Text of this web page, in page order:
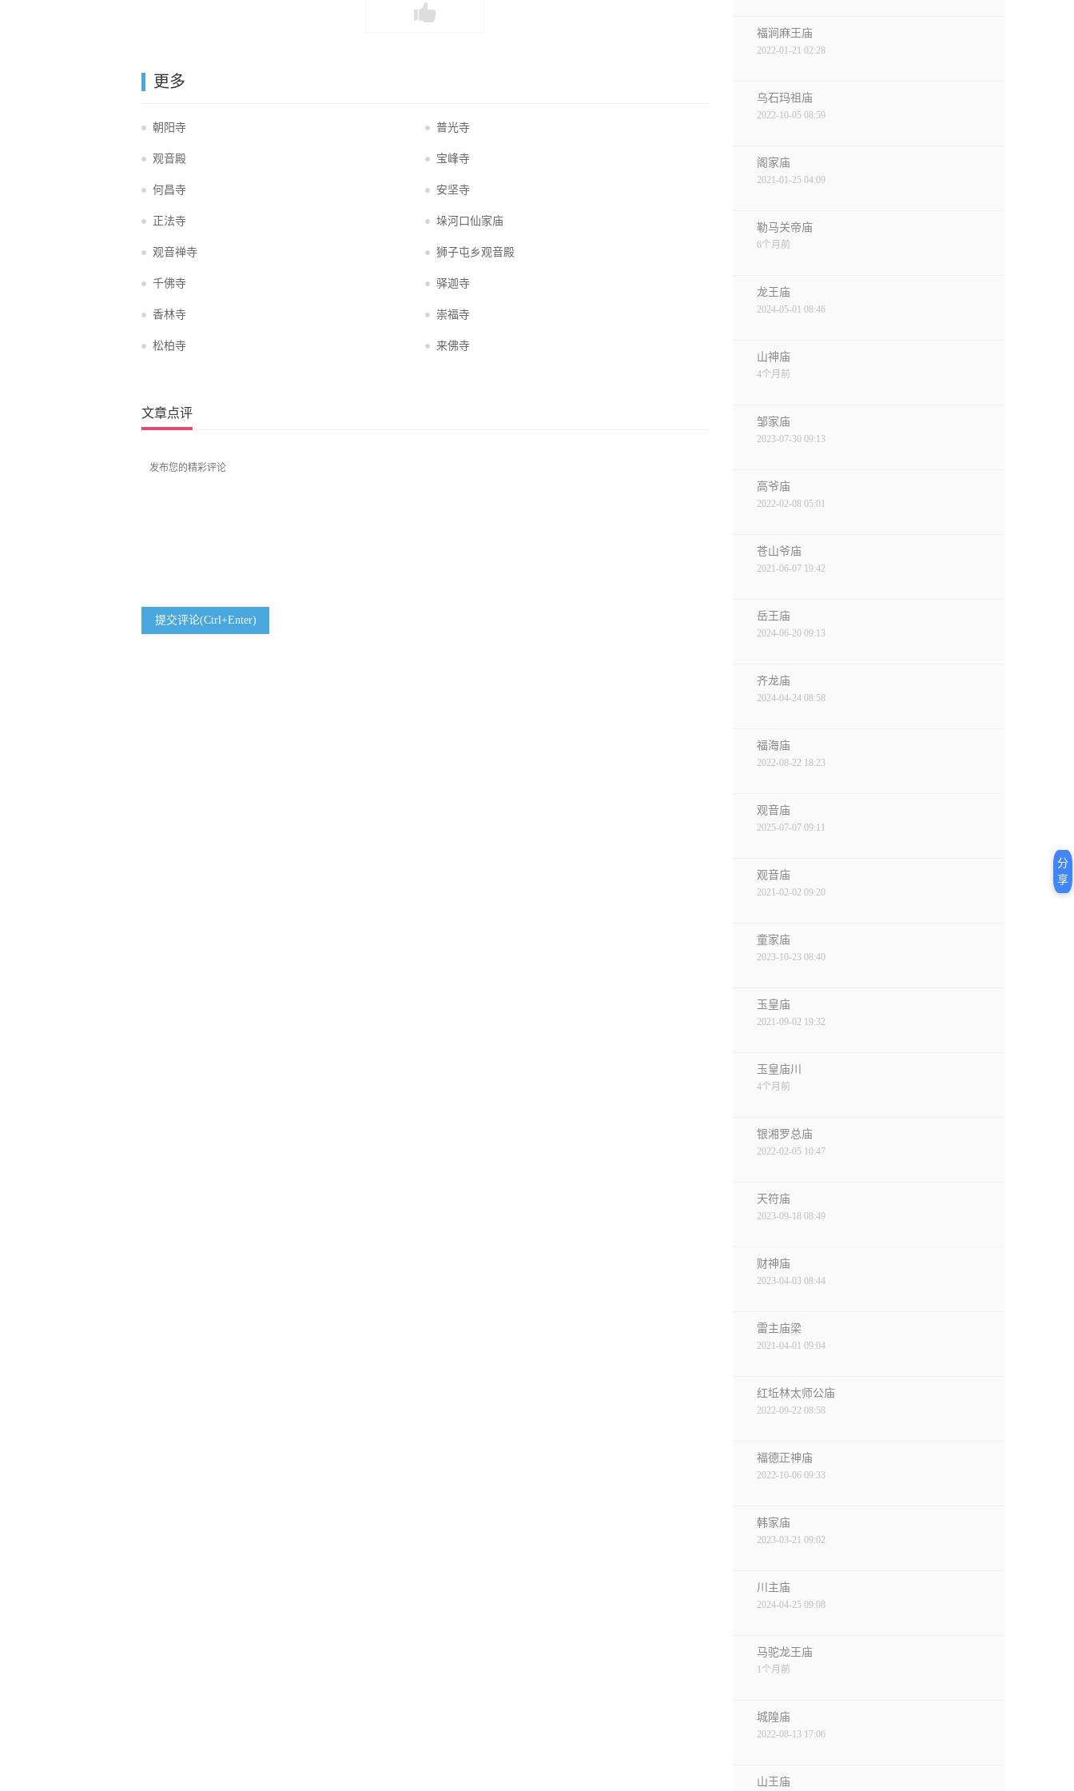
更多
朝阳寺 普光寺
观音殿 宝峰寺
何昌寺 安坚寺
正法寺 垛河口仙家庙
观音禅寺 狮子屯乡观音殿
千佛寺 驿迦寺
香林寺 崇福寺
松柏寺 来佛寺
文章点评
提交评论(Ctrl+Enter)
福涧麻王庙
2022-01-21 02:28
乌石玛祖庙
2022-10-05 08:59
阁家庙
2021-01-25 04:09
勒马关帝庙
6个月前
龙王庙
2024-05-01 08:46
山神庙
4个月前
邹家庙
2023-07-30 09:13
高爷庙
2022-02-08 05:01
苍山爷庙
2021-06-07 19:42
岳王庙
2024-06-20 09:13
齐龙庙
2024-04-24 08:58
福海庙
2022-08-22 18:23
观音庙
2025-07-07 09:11
观音庙
2021-02-02 09:20
童家庙
2023-10-23 08:40
玉皇庙
2021-09-02 19:32
玉皇庙川
4个月前
银湘罗总庙
2022-02-05 10:47
天符庙
2023-09-18 08:49
财神庙
2023-04-03 08:44
雷主庙梁
2021-04-01 09:04
红坵林太师公庙
2022-09-22 08:58
福德正神庙
2022-10-06 09:33
韩家庙
2023-03-21 09:02
川主庙
2024-04-25 09:08
马驼龙王庙
1个月前
城隍庙
2022-08-13 17:06
山王庙
分
享